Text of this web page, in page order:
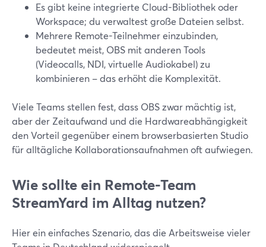
Es gibt keine integrierte Cloud-Bibliothek oder
Workspace; du verwaltest große Dateien selbst.
Mehrere Remote-Teilnehmer einzubinden,
bedeutet meist, OBS mit anderen Tools
(Videocalls, NDI, virtuelle Audiokabel) zu
kombinieren – das erhöht die Komplexität.
Viele Teams stellen fest, dass OBS zwar mächtig ist,
aber der Zeitaufwand und die Hardwareabhängigkeit
den Vorteil gegenüber einem browserbasierten Studio
für alltägliche Kollaborationsaufnahmen oft aufwiegen.
Wie sollte ein Remote-Team
StreamYard im Alltag nutzen?
Hier ein einfaches Szenario, das die Arbeitsweise vieler